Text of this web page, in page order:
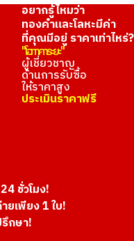
อยากรู้ไหมว่า
ทองคำและโลหะมีค่า
ที่คุณมีอยู่ ราคาเท่าไหร่?
"โอทาคาระยะ"
ผู้เชี่ยวชาญ
ด้านการรับซื้อ
ให้ราคาสูง
ประเมินราคาฟรี
ชั่วโมง!
ยเพียง 1 ใบ!
กษา!